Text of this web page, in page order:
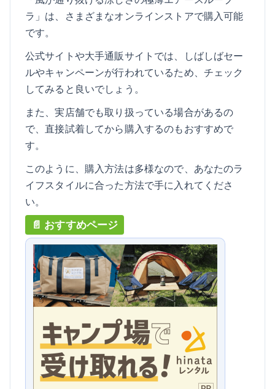
ラ」は、さまざまなオンラインストアで購入可能
です。
公式サイトや大手通販サイトでは、しばしばセー
ルやキャンペーンが行われているため、チェック
してみると良いでしょう。
また、実店舗でも取り扱っている場合があるの
で、直接試着してから購入するのもおすすめで
す。
このように、購入方法は多様なので、あなたのラ
イフスタイルに合った方法で手に入れてくださ
い。